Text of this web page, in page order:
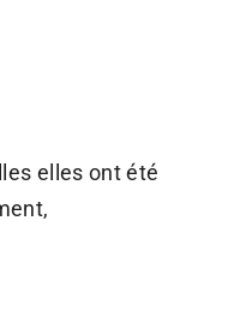
elles ont été